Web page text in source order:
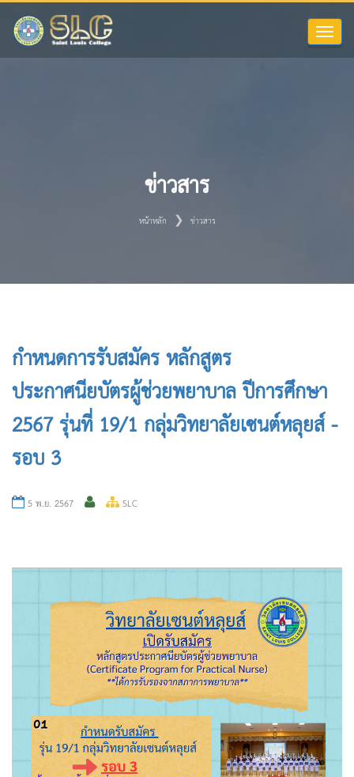
Toggle
ข่าวสาร
หน้าหลัก ข่าวสาร
กำหนดการรับสมัคร หลักสูตร
ประกาศนียบัตรผู้ช่วยพยาบาล ปีการศึกษา
2567 รุ่นที่ 19/1 กลุ่มวิทยาลัยเซนต์หลุยส์ -
รอบ 3
5 พ.ย. 2567 SLC